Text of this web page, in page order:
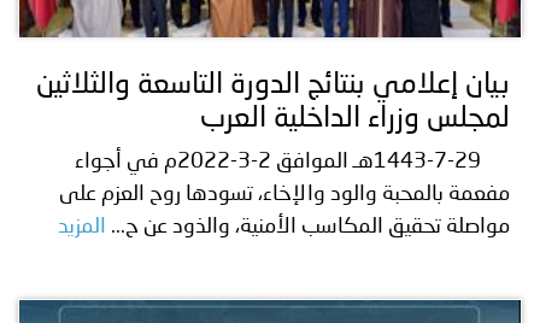
بيان إعلامي بنتائج الدورة التاسعة والثلاثين
لمجلس وزراء الداخلية العرب
1443-7-29هـ الموافق 2-3-2022م في أجواء
مفعمة بالمحبة والود والإخاء، تسودها روح العزم على
مواصلة تحقيق المكاسب الأمنية، والذود عن ح...
المزيد